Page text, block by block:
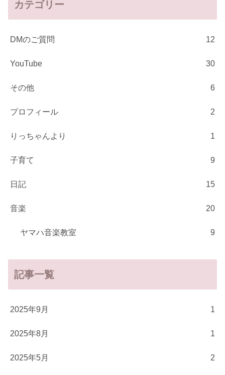
カテゴリー
DMのご質問 12
YouTube 30
その他 6
プロフィール 2
りっちゃんより 1
子育て 9
日記 15
音楽 20
ヤマハ音楽教室 9
記事一覧
2025年9月 1
2025年8月 1
2025年5月 2